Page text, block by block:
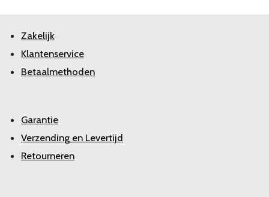
Zakelijk
Klantenservice
Betaalmethoden
Garantie
Verzending en Levertijd
Retourneren